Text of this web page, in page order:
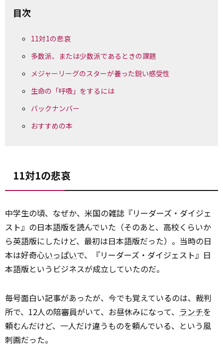
目次
11対1の悲哀
多数派、または少数派であるときの課題
メジャーリーグのスターが養った鋭い感受性
生命の「呼吸」をするには
バックナンバー
おすすめの本
11対1の悲哀
中学生の頃、なぜか、米国の雑誌『リーダーズ・ダイジェ
スト』の日本語版を読んでいた（そのあと、高校くらいか
ら英語版にしたけど、最初は日本語版だった）。当時の日
本は好奇心いっぱいで、『リーダーズ・ダイジェスト』日
本語版というビジネスが成立していたのだ。
毎号面白い記事があったが、今でも覚えているのは、裁判
所で、12人の陪審員がいて、お昼休みになって、 ランチを
頼むんだけど、一人だけ違うものを頼んでいる、という風
刺画だった。